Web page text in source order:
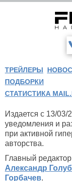
ТРЕЙЛЕРЫ
ПОДБОРКИ
СТАТИСТИКА
Издается с 13/03/
уведомления и
при активной
авторства.
Главный
Александр
Горбачев.